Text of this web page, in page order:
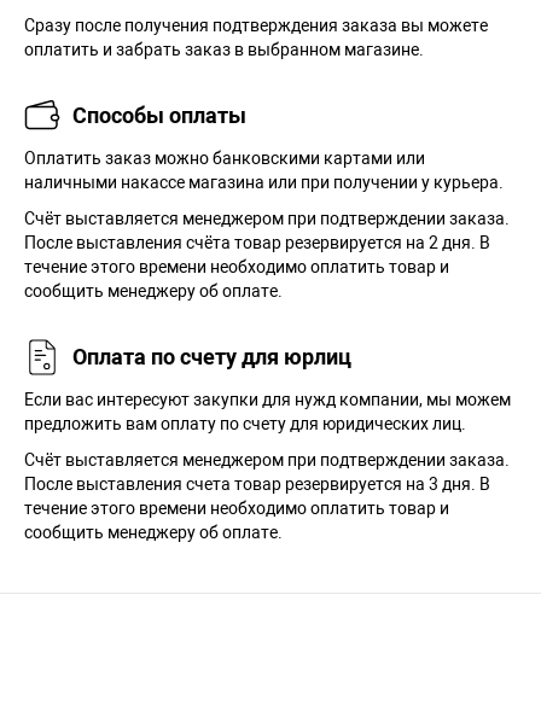
Сразу после получения подтверждения заказа вы можете
оплатить и забрать заказ в выбранном магазине.
Способы оплаты
Оплатить заказ можно банковскими картами или
наличными накассе магазина или при получении у курьера.
Cчёт выставляется менеджером при подтверждении заказа.
После выставления счёта товар резервируется на 2 дня. В
течение этого времени необходимо оплатить товар и
сообщить менеджеру об оплате.
Оплата по счету для юрлиц
Если вас интересуют закупки для нужд компании, мы можем
предложить вам оплату по счету для юридических лиц.
Счёт выставляется менеджером при подтверждении заказа.
После выставления счета товар резервируется на 3 дня. В
течение этого времени необходимо оплатить товар и
сообщить менеджеру об оплате.